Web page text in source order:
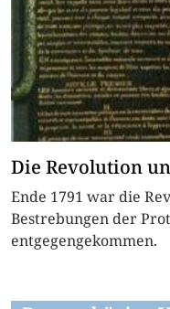
Die Revolution
Ende 1791 war die
Bestrebungen der
entgegengekommen.